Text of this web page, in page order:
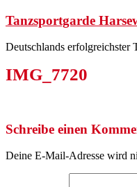
Zum
springen
Tanzsportgarde
Deutschlands erfolgreichster
IMG_7720
Schreibe einen
Deine E-Mail-Adresse wird